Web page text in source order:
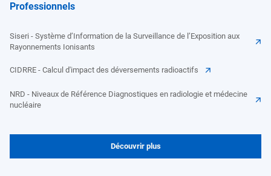
Professionnels
Siseri - Système d’Information de la Surveillance de l’Exposition aux
Rayonnements Ionisants
CIDRRE - Calcul d'impact des déversements radioactifs
NRD - Niveaux de Référence Diagnostiques en radiologie et médecine
nucléaire
Découvrir plus